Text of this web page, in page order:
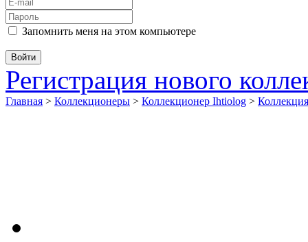
Запомнить меня на этом компьютере
Регистрация нового
Главная > Коллекционеры > Коллекционер Ihtiolog >